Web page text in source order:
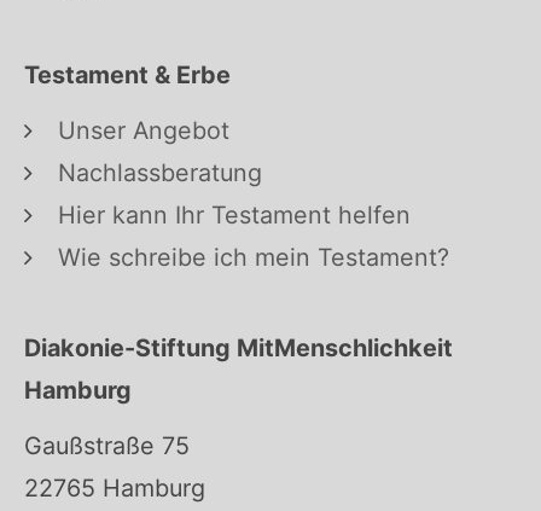
Testament & Erbe
Unser Angebot
Nachlassberatung
Hier kann Ihr Testament helfen
Wie schreibe ich mein Testament?
Diakonie-Stiftung MitMenschlichkeit
Hamburg
Gaußstraße 75
22765 Hamburg